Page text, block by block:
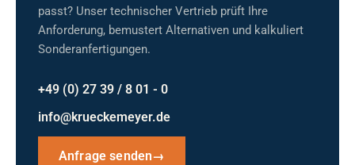
passt? Unser technischer Vertrieb prüft Ihre
Anforderung, bemustert Alternativen und kalkuliert
Sonderanfertigungen.
+49 (0) 27 39 / 8 01 - 0
info@krueckemeyer.de
Anfrage senden→